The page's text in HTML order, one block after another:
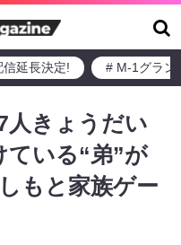
信延長決定! # M-1グラン
人きょうだい
ている“弟”が
もと家族ゲー